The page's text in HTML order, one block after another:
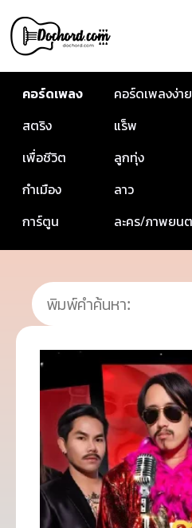
คอร์ดเพลง คอร์ดเพลงง่า
สตริง
แร็พ
เพื่อชีวิต
ลูกทุ่ง
กำเมือง
ลาว
การ์ตูน
ละคร/ภาพยน